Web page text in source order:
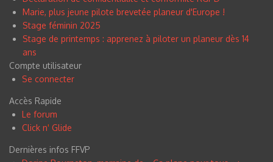
Marie, plus jeune pilote brevetée planeur d'Europe !
Stage féminin 2025
Stage de printemps : apprenez à piloter un planeur dès 14
ans
Compte utilisateur
Se connecter
Accès Rapide
Le forum
Click n' Glide
Dernières infos FFVP